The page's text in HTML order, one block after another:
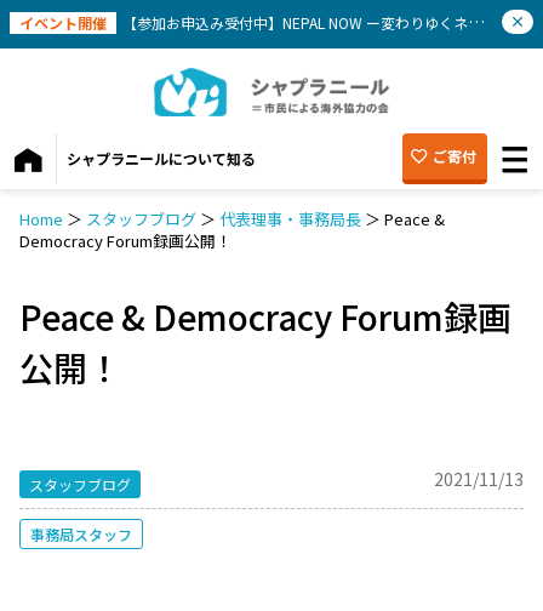
イベント開催 【参加お申込み受付中】NEPAL NOW ー変わりゆくネパールを知ろう(9/12）
シャプラニールについて知る ご寄付
Home ＞ スタッフブログ ＞ 代表理事・事務局長 ＞ Peace &
Democracy Forum録画公開！
Peace & Democracy Forum録画
公開！
スタッフブログ 2021/11/13
事務局スタッフ